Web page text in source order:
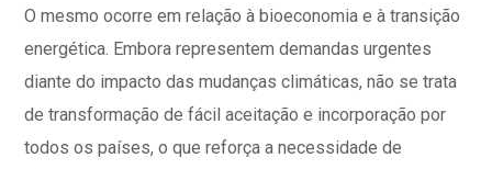
O mesmo ocorre em relação à bioeconomia e à transição
energética. Embora representem demandas urgentes
diante do impacto das mudanças climáticas, não se trata
de transformação de fácil aceitação e incorporação por
todos os países, o que reforça a necessidade de